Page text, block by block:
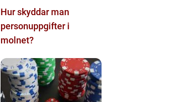
Hur skyddar man
personuppgifter i
molnet?